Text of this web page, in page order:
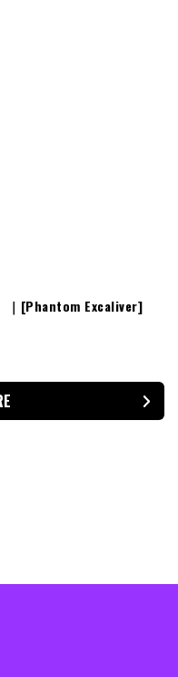
｜[Phantom Excaliver]